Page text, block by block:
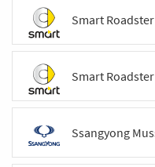
Smart
Smart
Ssangyong